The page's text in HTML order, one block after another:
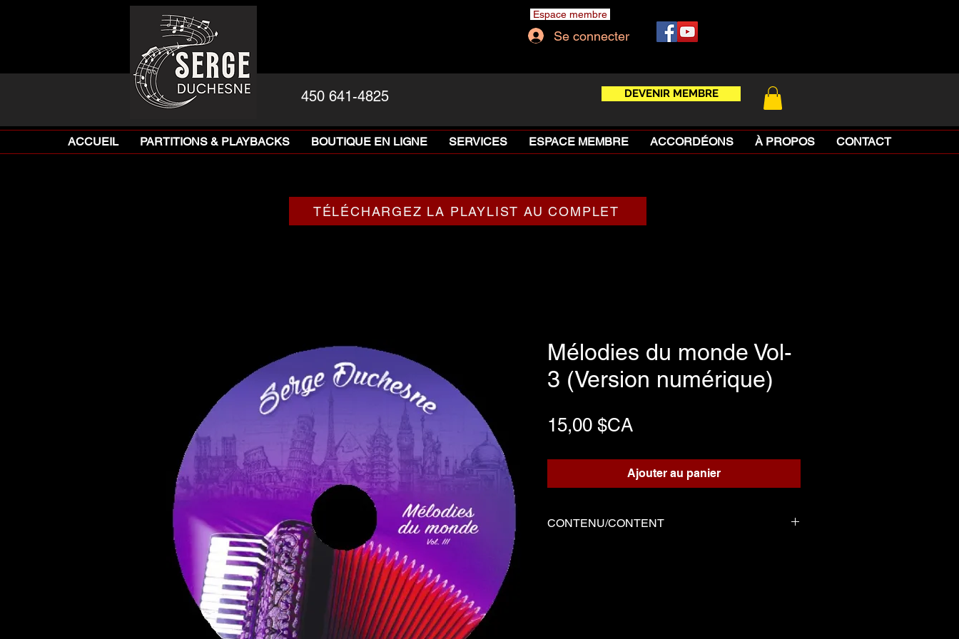
450 641-4825 DEVENIR MEMBRE
Se connecter
Espace membre
ACCUEIL PARTITIONS & PLAYBACKS BOUTIQUE EN LIGNE SERVICES ESPACE MEMBRE ACCORDÉONS À PROPOS CONTACT
TÉLÉCHARGEZ LA PLAYLIST AU COMPLET
Mélodies du monde Vol-
3 (Version numérique)
15,00 $CAPrix
Ajouter au panier
CONTENU/CONTENT